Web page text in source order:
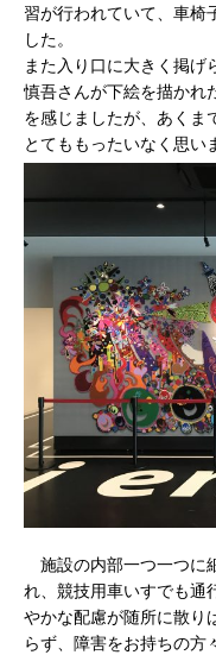
習が行われていて、車椅
した。
また入り口に大きく掲げ
慎吾さんが下絵を描かれ
を感じましたが、あくま
とてももったいなく思い
施設の内部一つ一つに
れ、競技用車いすでも通
やかな配慮が随所に散り
らず、障害をお持ちの方